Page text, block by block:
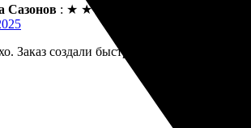
Сазонов : ★ ★
Заказ создали быстро и качественно.